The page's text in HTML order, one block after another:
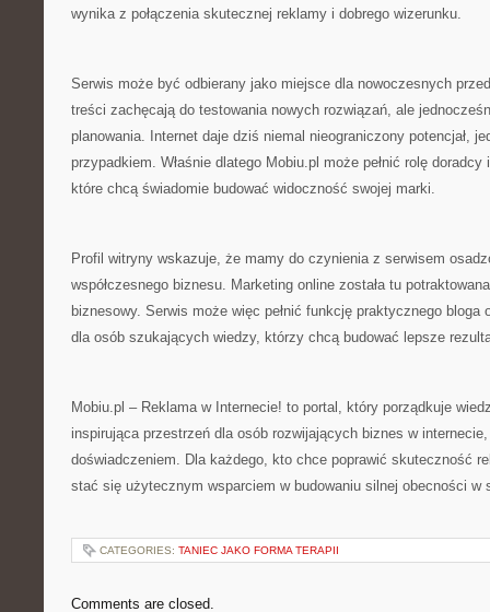
wynika z połączenia skutecznej reklamy i dobrego wizerunku.
Serwis może być odbierany jako miejsce dla nowoczesnych
treści zachęcają do testowania nowych rozwiązań, ale
planowania. Internet daje dziś niemal nieograniczony potencjał,
przypadkiem. Właśnie dlatego Mobiu.pl może pełnić rolę
które chcą świadomie budować widoczność swojej marki.
Profil witryny wskazuje, że mamy do czynienia z serwisem
współczesnego biznesu. Marketing online została tu
biznesowy. Serwis może więc pełnić funkcję praktycznego bloga
dla osób szukających wiedzy, którzy chcą budować lepsze
Mobiu.pl – Reklama w Internecie! to portal, który porządkuje
inspirująca przestrzeń dla osób rozwijających biznes w
doświadczeniem. Dla każdego, kto chce poprawić skuteczność
stać się użytecznym wsparciem w budowaniu silnej obecności w
CATEGORIES: TANIEC JAKO FORMA TERAPII
Comments are closed.